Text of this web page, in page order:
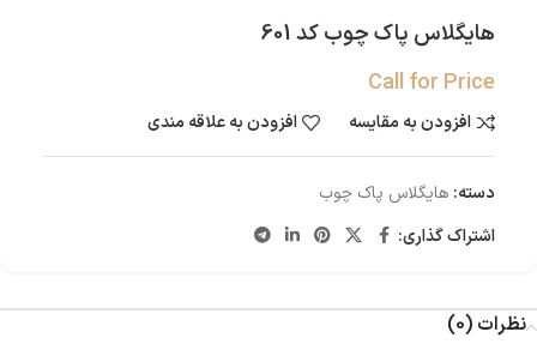
هایگلاس پاک چوب کد 601
Call for Price
افزودن به مقایسه افزودن به علاقه مندی
دسته: هایگلاس پاک چوب
اشتراک گذاری:
نظرات (0)